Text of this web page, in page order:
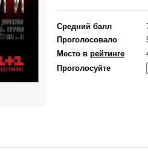
Средний балл
Проголосовало
Место в рейтинге
Проголосуйте